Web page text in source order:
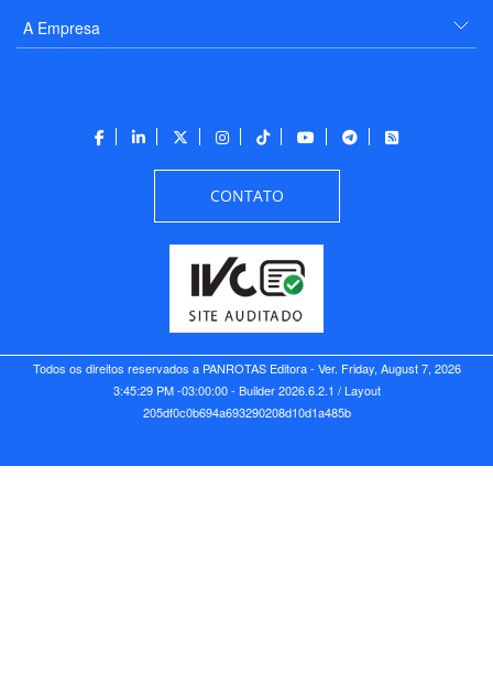
A Empresa
CONTATO
Todos os direitos reservados a PANROTAS Editora - Ver. Friday, August 7, 2026
3:45:29 PM -03:00:00 - Builder 2026.6.2.1 / Layout
205df0c0b694a693290208d10d1a485b